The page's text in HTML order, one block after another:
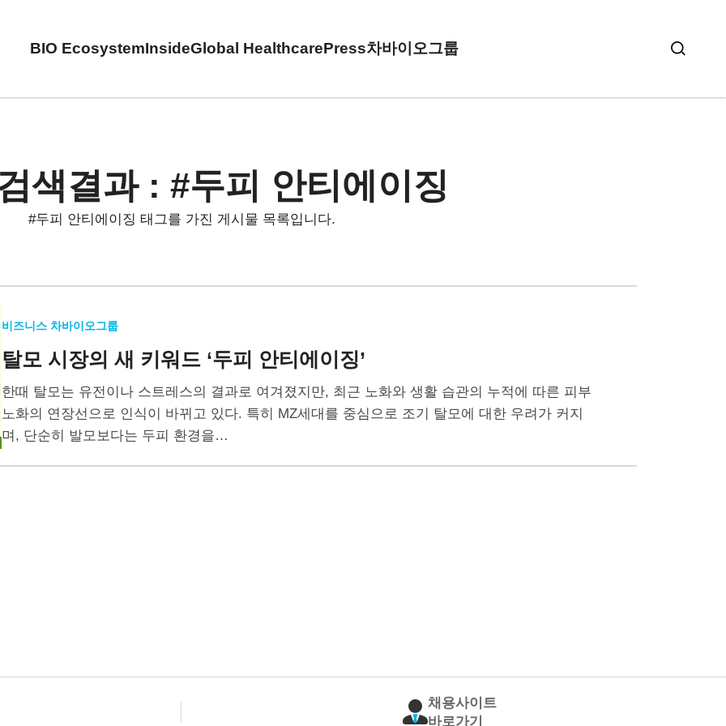
BIO EcosystemInsideGlobal HealthcarePress차바이오그룹
색결과 : #두피 안티에이징
#두피 안티에이징 태그를 가진 게시물 목록입니다.
비즈니스 차바이오그룹
탈모 시장의 새 키워드 ‘두피 안티에이징’
한때 탈모는 유전이나 스트레스의 결과로 여겨졌지만, 최근 노화와 생활 습관의 누적에 따른 피부
노화의 연장선으로 인식이 바뀌고 있다. 특히 MZ세대를 중심으로 조기 탈모에 대한 우려가 커지
며, 단순히 발모보다는 두피 환경을…
채용사이트
바로가기